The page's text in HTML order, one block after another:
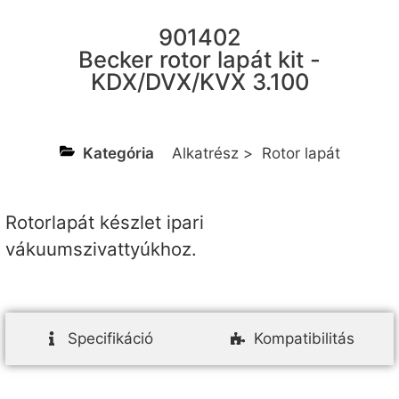
901402
Becker rotor lapát kit -
KDX/DVX/KVX 3.100
Kategória Alkatrész > Rotor lapát
Rotorlapát készlet ipari
vákuumszivattyúkhoz.
Specifikáció Kompatibilitás